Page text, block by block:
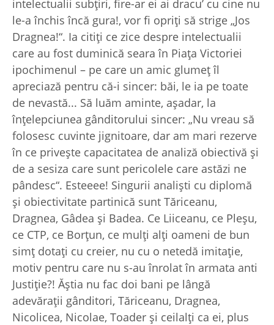
intelectualii subţiri, fire-ar ei ai dracu’ cu cine nu
le-a închis încă gura!, vor fi opriţi să strige „Jos
Dragnea!“. Ia citiţi ce zice despre intelectualii
care au fost duminică seara în Piaţa Victoriei
ipochimenul – pe care un amic glumeţ îl
apreciază pentru că-i sincer: băi, le ia pe toate
de nevastă... Să luăm aminte, aşadar, la
înţelepciunea gânditorului sincer: „Nu vreau să
folosesc cuvinte jignitoare, dar am mari rezerve
în ce priveşte capacitatea de analiză obiectivă şi
de a sesiza care sunt pericolele care astăzi ne
pândesc“. Esteeee! Singurii analişti cu diplomă
şi obiectivitate partinică sunt Tăriceanu,
Dragnea, Gâdea şi Badea. Ce Liiceanu, ce Pleşu,
ce CTP, ce Borţun, ce mulţi alţi oameni de bun
simţ dotaţi cu creier, nu cu o netedă imitaţie,
motiv pentru care nu s-au înrolat în armata anti
Justiţie?! Ăştia nu fac doi bani pe lângă
adevăraţii gânditori, Tăriceanu, Dragnea,
Nicolicea, Nicolae, Toader şi ceilalţi ca ei, plus